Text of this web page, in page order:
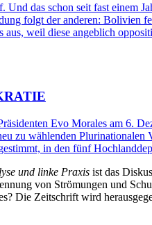
das schon seit fast einem
folgt der anderen: Bolivien
weil diese angeblich
Evo Morales am 6.
zu wählenden
in den fünf
und linke Praxis ist das
von Strömungen und
Die Zeitschrift wird